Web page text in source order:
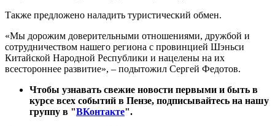
Также предложено наладить туристический обмен.
«Мы дорожим доверительными отношениями, дружбой и
сотрудничеством нашего региона с провинцией Шэньси
Китайской Народной Республики и нацелены на их
всестороннее развитие», – подытожил Сергей Федотов.
Чтобы узнавать свежие новости первыми и быть в
курсе всех событий в Пензе, подписывайтесь на нашу
группу в "ВКонтакте".